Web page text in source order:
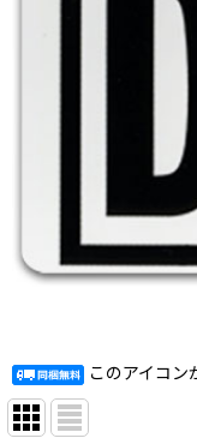
このアイコン